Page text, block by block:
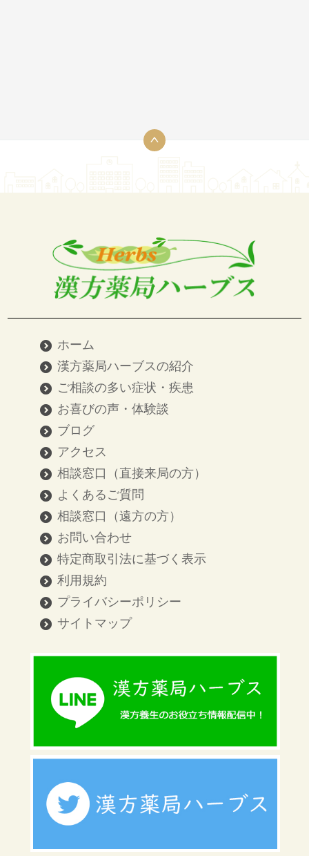
ホーム
漢方薬局ハーブスの紹介
ご相談の多い症状・疾患
お喜びの声・体験談
ブログ
アクセス
相談窓口（直接来局の方）
よくあるご質問
相談窓口（遠方の方）
お問い合わせ
特定商取引法に基づく表示
利用規約
プライバシーポリシー
サイトマップ